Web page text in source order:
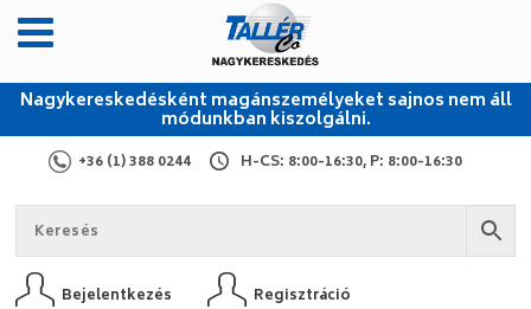
Nagykereskedésként magánszemélyeket sajnos nem áll
módunkban kiszolgálni.
+36 (1) 388 0244 H-CS: 8:00-16:30, P: 8:00-16:30
Bejelentkezés Regisztráció